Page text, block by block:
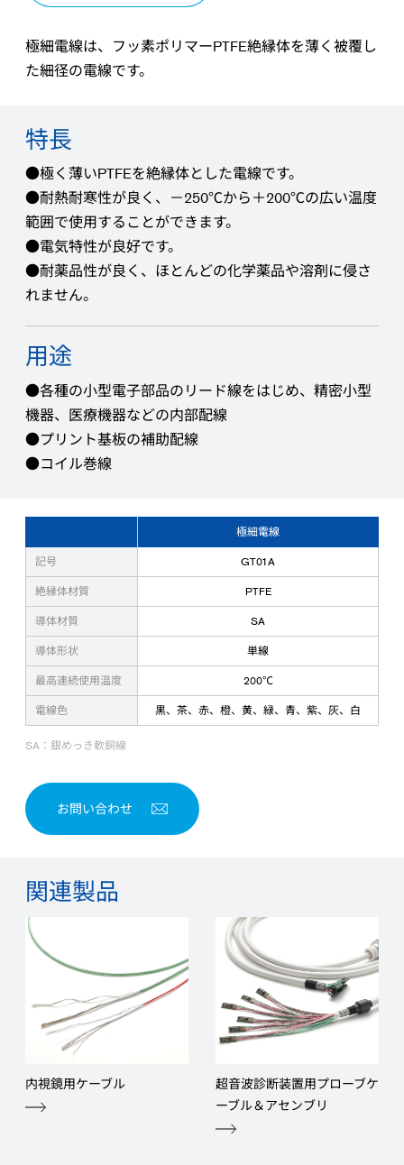
極細電線は、フッ素ポリマーPTFE絶縁体を薄く被覆し
た細径の電線です。
特長
●極く薄いPTFEを絶縁体とした電線です。
●耐熱耐寒性が良く、－250℃から＋200℃の広い温度
範囲で使用することができます。
●電気特性が良好です。
●耐薬品性が良く、ほとんどの化学薬品や溶剤に侵さ
れません。
用途
●各種の小型電子部品のリード線をはじめ、精密小型
機器、医療機器などの内部配線
●プリント基板の補助配線
●コイル巻線
極細電線
記号 GT01A
絶縁体材質 PTFE
導体材質 SA
導体形状 単線
最高連続使用温度 200℃
電線色 黒、茶、赤、橙、黄、緑、青、紫、灰、白
SA：銀めっき軟銅線
お問い合わせ
関連製品
内視鏡用ケーブル
超音波診断装置用プローブケ
ーブル＆アセンブリ